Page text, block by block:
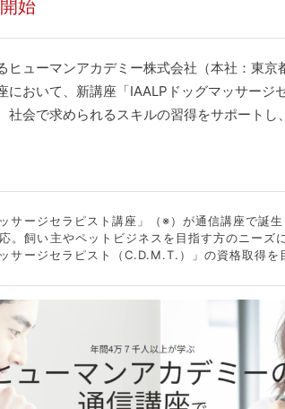
始
ューマンアカデミー株式会社（本社：東
において、新講座「IAALPドッグマッサー
社会で求められるスキルの習得をサポートし
サージセラピスト講座」（※）が通信講座で誕生
。飼い主やペットビジネスを目指す方のニーズ
サージセラピスト（C.D.M.T.）」の資格取得を